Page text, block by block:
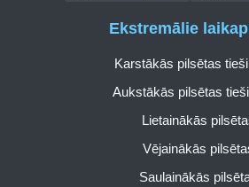
Ekstremālie
Karstākās pilsētas
Aukstākās pilsētas
Lietainākās
Vējainākās
Saulainākās